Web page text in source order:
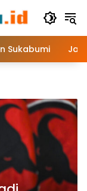
Sukabumi